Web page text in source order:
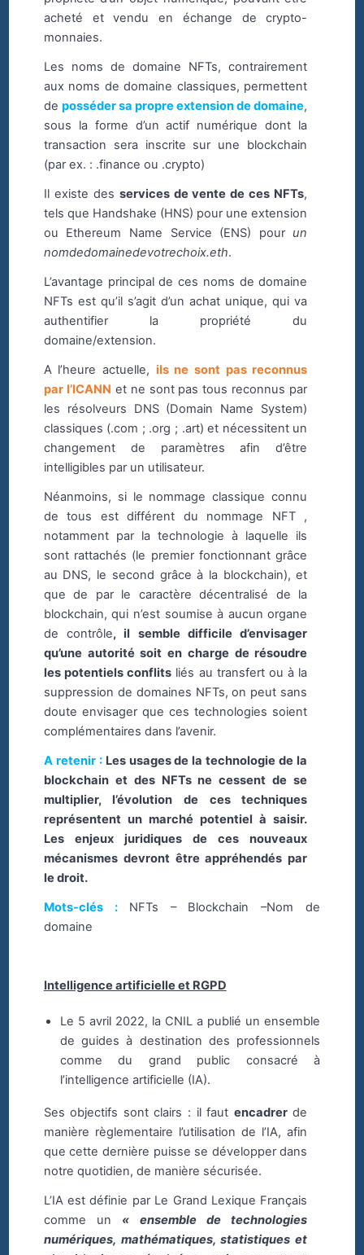
acheté et vendu en échange de crypto-
monnaies.
Les noms de domaine NFTs, contrairement
aux noms de domaine classiques, permettent
de posséder sa propre extension de domaine,
sous la forme d’un actif numérique dont la
transaction sera inscrite sur une blockchain
(par ex. : .finance ou .crypto)
Il existe des services de vente de ces NFTs,
tels que Handshake (HNS) pour une extension
ou Ethereum Name Service (ENS) pour un
nomdedomainedevotrechoix.eth.
L’avantage principal de ces noms de domaine
NFTs est qu’il s’agit d’un achat unique, qui va
authentifier la propriété du
domaine/extension.
A l’heure actuelle, ils ne sont pas reconnus
par l’ICANN et ne sont pas tous reconnus par
les résolveurs DNS (Domain Name System)
classiques (.com ; .org ; .art) et nécessitent un
changement de paramètres afin d’être
intelligibles par un utilisateur.
Néanmoins, si le nommage classique connu
de tous est différent du nommage NFT ,
notamment par la technologie à laquelle ils
sont rattachés (le premier fonctionnant grâce
au DNS, le second grâce à la blockchain), et
que de par le caractère décentralisé de la
blockchain, qui n’est soumise à aucun organe
de contrôle, il semble difficile d’envisager
qu’une autorité soit en charge de résoudre
les potentiels conflits liés au transfert ou à la
suppression de domaines NFTs, on peut sans
doute envisager que ces technologies soient
complémentaires dans l’avenir.
A retenir : Les usages de la technologie de la
blockchain et des NFTs ne cessent de se
multiplier, l’évolution de ces techniques
représentent un marché potentiel à saisir.
Les enjeux juridiques de ces nouveaux
mécanismes devront être appréhendés par
le droit.
Mots-clés : NFTs – Blockchain –Nom de
domaine
Intelligence artificielle et RGPD
Le 5 avril 2022, la CNIL a publié un ensemble
de guides à destination des professionnels
comme du grand public consacré à
l’intelligence artificielle (IA).
Ses objectifs sont clairs : il faut encadrerde
manière règlementaire l’utilisation de l’IA, afin
que cette dernière puisse se développer dans
notre quotidien, de manière sécurisée.
L’IA est définie par Le Grand Lexique Français
comme un « ensemble de technologies
numériques, mathématiques, statistiques et